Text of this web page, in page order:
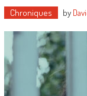
Chroniques by